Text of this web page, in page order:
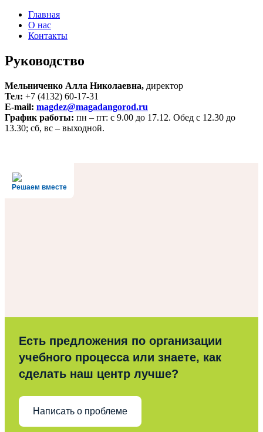
Главная
О нас
Контакты
Руководство
Мельниченко Алла Николаевна, директор
Тел: +7 (4132) 60-17-31
E-mail: magdez@magadangorod.ru
График работы: пн – пт: с 9.00 до 17.12. Обед с 12.30 до
13.30; сб, вс – выходной.
Решаем вместе
Есть предложения по организации
учебного процесса или знаете, как
сделать наш центр лучше?
Написать о проблеме